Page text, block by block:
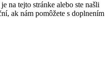
na tejto stránke alebo ste našli
ak nám pomôžete s doplnením